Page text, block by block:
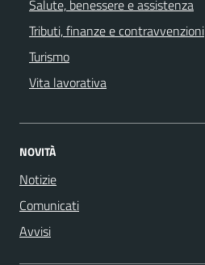
Salute, benessere e assistenza
Tributi, finanze e contravvenzioni
Turismo
Vita lavorativa
NOVITÀ
Notizie
Comunicati
Avvisi